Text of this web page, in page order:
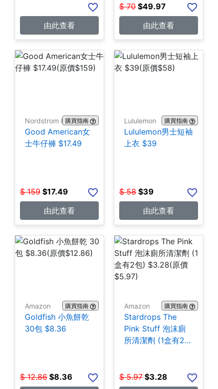
由此查看
$ 70 $49.97
由此查看
Nordstrom Rack購買指南
Good American女
士牛仔褲 $17.49
$ 159 $17.49
由此查看
Lululemon 購買指南
Lululemon男士短袖
上衣 $39
$ 58 $39
由此查看
Amazon 購買指南
Goldfish 小魚餅乾
30包 $8.36
$ 12.86 $8.36
Amazon 購買指南
Stardrops The
Pink Stuff 泡沫廁
所清潔劑 (1盒有2
$ 5.97 $3.28